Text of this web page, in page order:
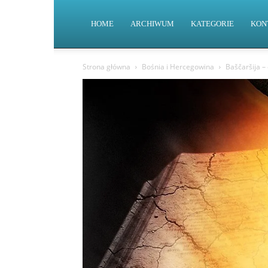
HOME ARCHIWUM KATEGORIE
Strona główna Bośnia i Hercegowina Baščaršija